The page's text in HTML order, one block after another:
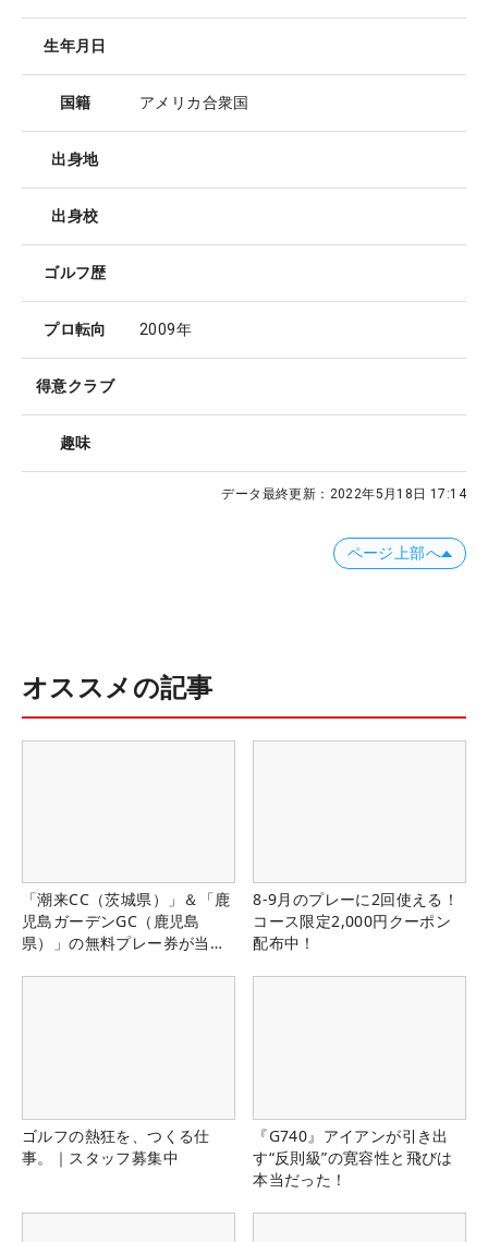
生年月日
国籍 アメリカ合衆国
出身地
出身校
ゴルフ歴
プロ転向 2009年
得意クラブ
趣味
データ最終更新： 2022年5月18日 17:14
ページ上部へ
オススメの記事
「潮来CC（茨城県）」＆「鹿
児島ガーデンGC（鹿児島
県）」の無料プレー券が当た
8-9月のプレーに2回使える！
コース限定2,000円クーポン
配布中！
ゴルフの熱狂を、つくる仕
事。｜スタッフ募集中
『G740』アイアンが引き出
す“反則級”の寛容性と飛びは
本当だった！